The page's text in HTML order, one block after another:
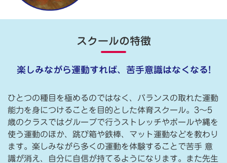
スクールの特徴
楽しみながら運動すれば、苦手意識はなくなる!
ひとつの種目を極めるのではなく、バランスの取れた運動
能力を身につけることを目的とした体育スクール。3〜5
歳のクラスではグループで行うストレッチやボールや縄を
使う運動のほか、跳び箱や鉄棒、マット運動などを教わり
ます。楽しみながら多くの運動を体験することで苦手 意
識が消え、自分に自信が持てるようになります。また先生